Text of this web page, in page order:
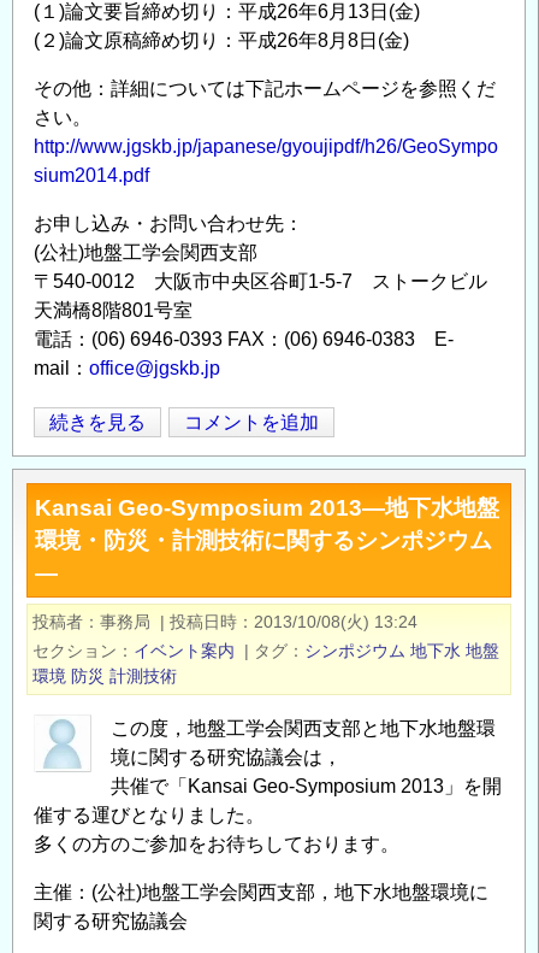
(１)論文要旨締め切り：平成26年6月13日(金)
(２)論文原稿締め切り：平成26年8月8日(金)
その他：詳細については下記ホームページを参照くだ
さい。
http://www.jgskb.jp/japanese/gyoujipdf/h26/GeoSympo
sium2014.pdf
お申し込み・お問い合わせ先：
(公社)地盤工学会関西支部
〒540-0012 大阪市中央区谷町1-5-7 ストークビル
天満橋8階801号室
電話：(06) 6946-0393 FAX：(06) 6946-0383 E-
mail： office@jgskb.jp
Kansai
Geo-
Symposium
2014―
地
下
水
地
盤
環
境・
防
計
測
術
に
続きを見る コメントを追加
Kansai Geo-Symposium 2013―地下水地盤
環境・防災・計測技術に関するシンポジウム
―
投稿者 事務局 | 投稿日時
2013/10/08(火) 13:24
セクション
イベント案内 | タグ シンポジウム 地下水 地盤
環境 防災 計測技術
この度，地盤工学会関西支部と地下水地盤環
境に関する研究協議会は，
共催で「Kansai Geo-Symposium 2013」を開
催する運びとなりました。
多くの方のご参加をお待ちしております。
主催：(公社)地盤工学会関西支部，地下水地盤環境に
関する研究協議会